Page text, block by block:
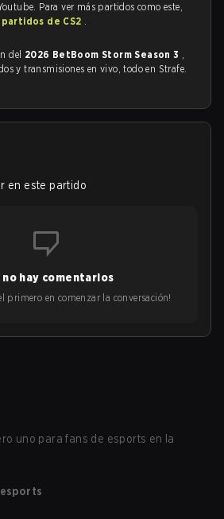
Para ver más partidos como este,
de CS2 .
del 2026 BetBoom Storm Season 3 ,
y transmisiones en vivo, todo en Strafe.
en este partido
no hay comentarios
primero en comenzar la conversación!
uno para fans de esports en la